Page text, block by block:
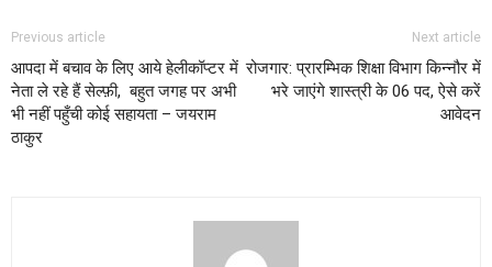
Previous article
आपदा में बचाव के लिए आये हेलीकॉप्टर में
नेता ले रहे हैं सेल्फ़ी, बहुत जगह पर अभी
भी नहीं पहुँची कोई सहायता – जयराम
ठाकुर
Next article
रोजगार: प्रारम्भिक शिक्षा विभाग किन्नौर में
भरे जाएंगे शास्त्री के 06 पद, ऐसे करें
आवेदन